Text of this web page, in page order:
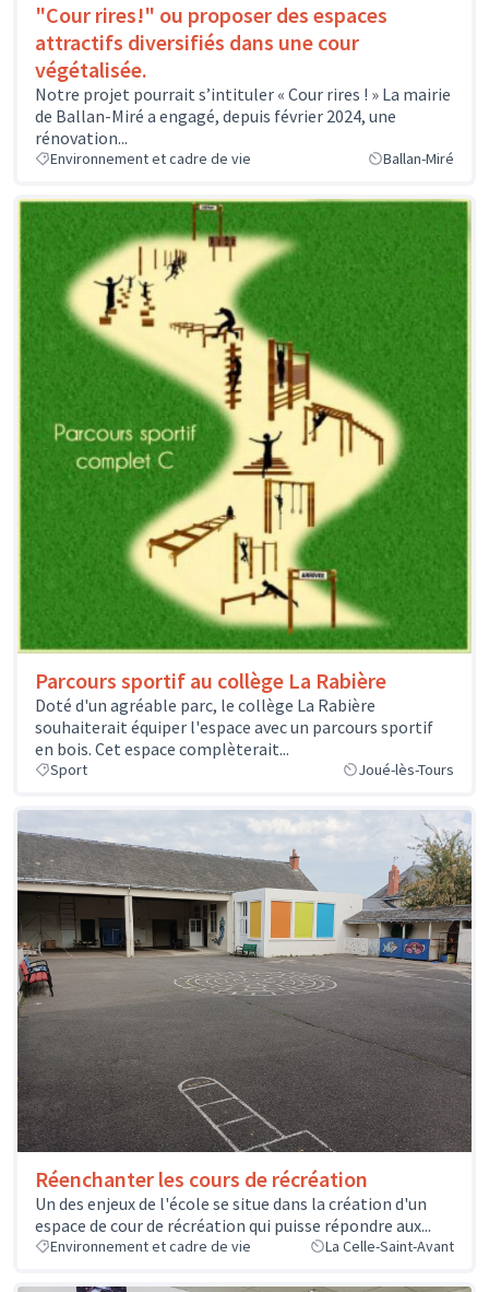
"Cour rires!" ou proposer des espaces
attractifs diversifiés dans une cour
végétalisée.
Notre projet pourrait s’intituler « Cour rires ! » La mairie
de Ballan-Miré a engagé, depuis février 2024, une
rénovation...
Environnement et cadre de vie Ballan-Miré
Parcours sportif au collège La Rabière
Doté d'un agréable parc, le collège La Rabière
souhaiterait équiper l'espace avec un parcours sportif
en bois. Cet espace complèterait...
Sport Joué-lès-Tours
Réenchanter les cours de récréation
Un des enjeux de l'école se situe dans la création d'un
espace de cour de récréation qui puisse répondre aux...
Environnement et cadre de vie La Celle-Saint-Avant